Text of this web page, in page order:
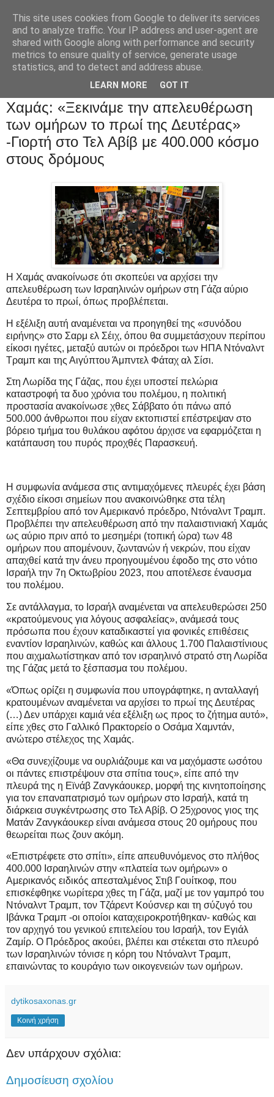
Χαμάς: «Ξεκινάμε την απελευθέρωση
των ομήρων το πρωί της Δευτέρας»
-Γιορτή στο Τελ Αβίβ με 400.000 κόσμο
στους δρόμους
Η Χαμάς ανακοίνωσε ότι σκοπεύει να αρχίσει την
απελευθέρωση των Ισραηλινών ομήρων στη Γάζα αύριο
Δευτέρα το πρωί, όπως προβλέπεται.
Η εξέλιξη αυτή αναμένεται να προηγηθεί της «συνόδου
ειρήνης» στο Σαρμ ελ Σέιχ, όπου θα συμμετάσχουν περίπου
είκοσι ηγέτες, μεταξύ αυτών οι πρόεδροι των ΗΠΑ Ντόναλντ
Τραμπ και της Αιγύπτου Άμπντελ Φάταχ αλ Σίσι.
Στη Λωρίδα της Γάζας, που έχει υποστεί πελώρια
καταστροφή τα δυο χρόνια του πολέμου, η πολιτική
προστασία ανακοίνωσε χθες Σάββατο ότι πάνω από
500.000 άνθρωποι που είχαν εκτοπιστεί επέστρεψαν στο
βόρειο τμήμα του θυλάκου αφότου άρχισε να εφαρμόζεται η
κατάπαυση του πυρός προχθές Παρασκευή.
Η συμφωνία ανάμεσα στις αντιμαχόμενες πλευρές έχει βάση
σχέδιο είκοσι σημείων που ανακοινώθηκε στα τέλη
Σεπτεμβρίου από τον Αμερικανό πρόεδρο, Ντόναλντ Τραμπ.
Προβλέπει την απελευθέρωση από την παλαιστινιακή Χαμάς
ως αύριο πριν από το μεσημέρι (τοπική ώρα) των 48
ομήρων που απομένουν, ζωντανών ή νεκρών, που είχαν
απαχθεί κατά την άνευ προηγουμένου έφοδο της στο νότιο
Ισραήλ την 7η Οκτωβρίου 2023, που αποτέλεσε έναυσμα
του πολέμου.
Σε αντάλλαγμα, το Ισραήλ αναμένεται να απελευθερώσει 250
«κρατούμενους για λόγους ασφαλείας», ανάμεσά τους
πρόσωπα που έχουν καταδικαστεί για φονικές επιθέσεις
εναντίον Ισραηλινών, καθώς και άλλους 1.700 Παλαιστίνιους
που αιχμαλωτίστηκαν από τον ισραηλινό στρατό στη Λωρίδα
της Γάζας μετά το ξέσπασμα του πολέμου.
«Όπως ορίζει η συμφωνία που υπογράφτηκε, η ανταλλαγή
κρατουμένων αναμένεται να αρχίσει το πρωί της Δευτέρας
(…) Δεν υπάρχει καμιά νέα εξέλιξη ως προς το ζήτημα αυτό»,
είπε χθες στο Γαλλικό Πρακτορείο ο Οσάμα Χαμντάν,
ανώτερο στέλεχος της Χαμάς.
«Θα συνεχίζουμε να ουρλιάζουμε και να μαχόμαστε ωσότου
οι πάντες επιστρέψουν στα σπίτια τους», είπε από την
πλευρά της η Εϊνάβ Ζανγκάουκερ, μορφή της κινητοποίησης
για τον επαναπατρισμό των ομήρων στο Ισραήλ, κατά τη
διάρκεια συγκέντρωσης στο Τελ Αβίβ. Ο 25χρονος γιος της
Ματάν Ζανγκάουκερ είναι ανάμεσα στους 20 ομήρους που
θεωρείται πως ζουν ακόμη.
«Επιστρέφετε στο σπίτι», είπε απευθυνόμενος στο πλήθος
400.000 Ισραηλινών στην «πλατεία των ομήρων» ο
Αμερικανός ειδικός απεσταλμένος Στιβ Γουίτκοφ, που
επισκέφθηκε νωρίτερα χθες τη Γάζα, μαζί με τον γαμπρό του
Ντόναλντ Τραμπ, τον Τζάρεντ Κούσνερ και τη σύζυγό του
Ιβάνκα Τραμπ -οι οποίοι καταχειροκροτήθηκαν- καθώς και
τον αρχηγό του γενικού επιτελείου του Ισραήλ, τον Εγιάλ
Ζαμίρ. Ο Πρόεδρος ακούει, βλέπει και στέκεται στο πλευρό
των Ισραηλινών τόνισε η κόρη του Ντόναλντ Τραμπ,
επαινώντας το κουράγιο των οικογενειών των ομήρων.
dytikosaxonas.gr
Κοινή χρήση
Δεν υπάρχουν σχόλια:
Δημοσίευση σχολίου
This site uses cookies from Google to deliver its services
and to analyze traffic. Your IP address and user-agent are
shared with Google along with performance and security
metrics to ensure quality of service, generate usage
statistics, and to detect and address abuse.
LEARN MORE GOT IT